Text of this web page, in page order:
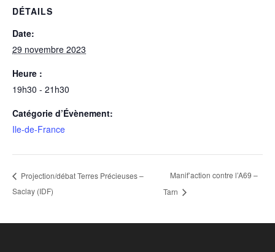
DÉTAILS
Date:
29 novembre 2023
Heure :
19h30 - 21h30
Catégorie d’Évènement:
Ile-de-France
Projection/débat Terres Précieuses –
Saclay (IDF)
Manif’action contre l’A69 –
Tarn